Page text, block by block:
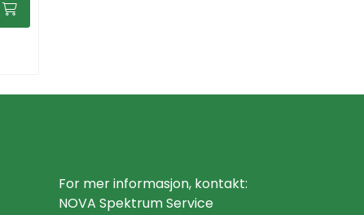
For mer informasjon, kontakt:
NOVA Spektrum Service